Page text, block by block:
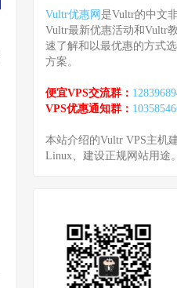
Vultr优惠网 是Vultr的中文
Vultr最新优惠活动和Vultr
速了解和以最优惠的方式
方案。
便宜VPS交流群：
VPS优惠通知群：
本站介绍的Vultr VPS主机
Linux、建设正规网站用途。